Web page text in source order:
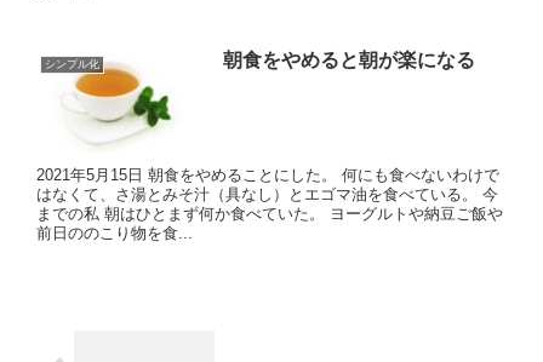
シンプル化 朝食をやめると朝が楽になる
2021年5月15日 朝食をやめることにした。 何にも食べないわけで
はなくて、さ湯とみそ汁（具なし）とエゴマ油を食べている。 今
までの私 朝はひとまず何か食べていた。 ヨーグルトや納豆ご飯や
前日ののこり物を食...